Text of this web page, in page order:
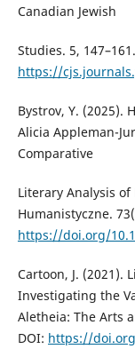
Canadian Jewish
Studies. 5,
https://
Bystrov, Y. (2025).
Alicia Appleman-
Comparative
Literary Analysis
Humanistyczne.
https://doi.org/
Cartoon, J. (2021).
Investigating the
Aletheia: The Arts
DOI: https://